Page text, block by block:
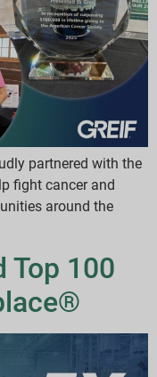
partnered with the
fight cancer and
around the
Top 100